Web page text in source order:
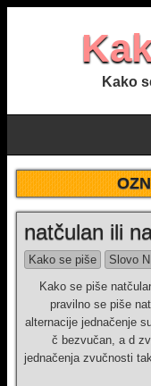
Kako
natčulan ili
Kako se piše
Slovo N
Kako se piše
pravilno se piše
alternacije jednačenje
č bezvučan, a d
jednačenja zvučnosti